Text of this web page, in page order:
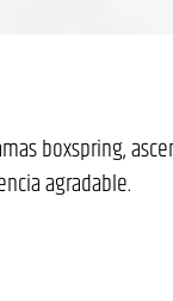
boxspring,
agradable.